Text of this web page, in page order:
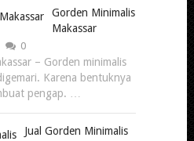
Gorden Minimalis
Makassar
0
– Gorden minimalis
Karena bentuknya
pengap. …
Jual Gorden Minimalis